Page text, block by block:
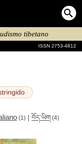
tibetano
ISSN 2753-4812
(1) | བོད་ཡིག (4)